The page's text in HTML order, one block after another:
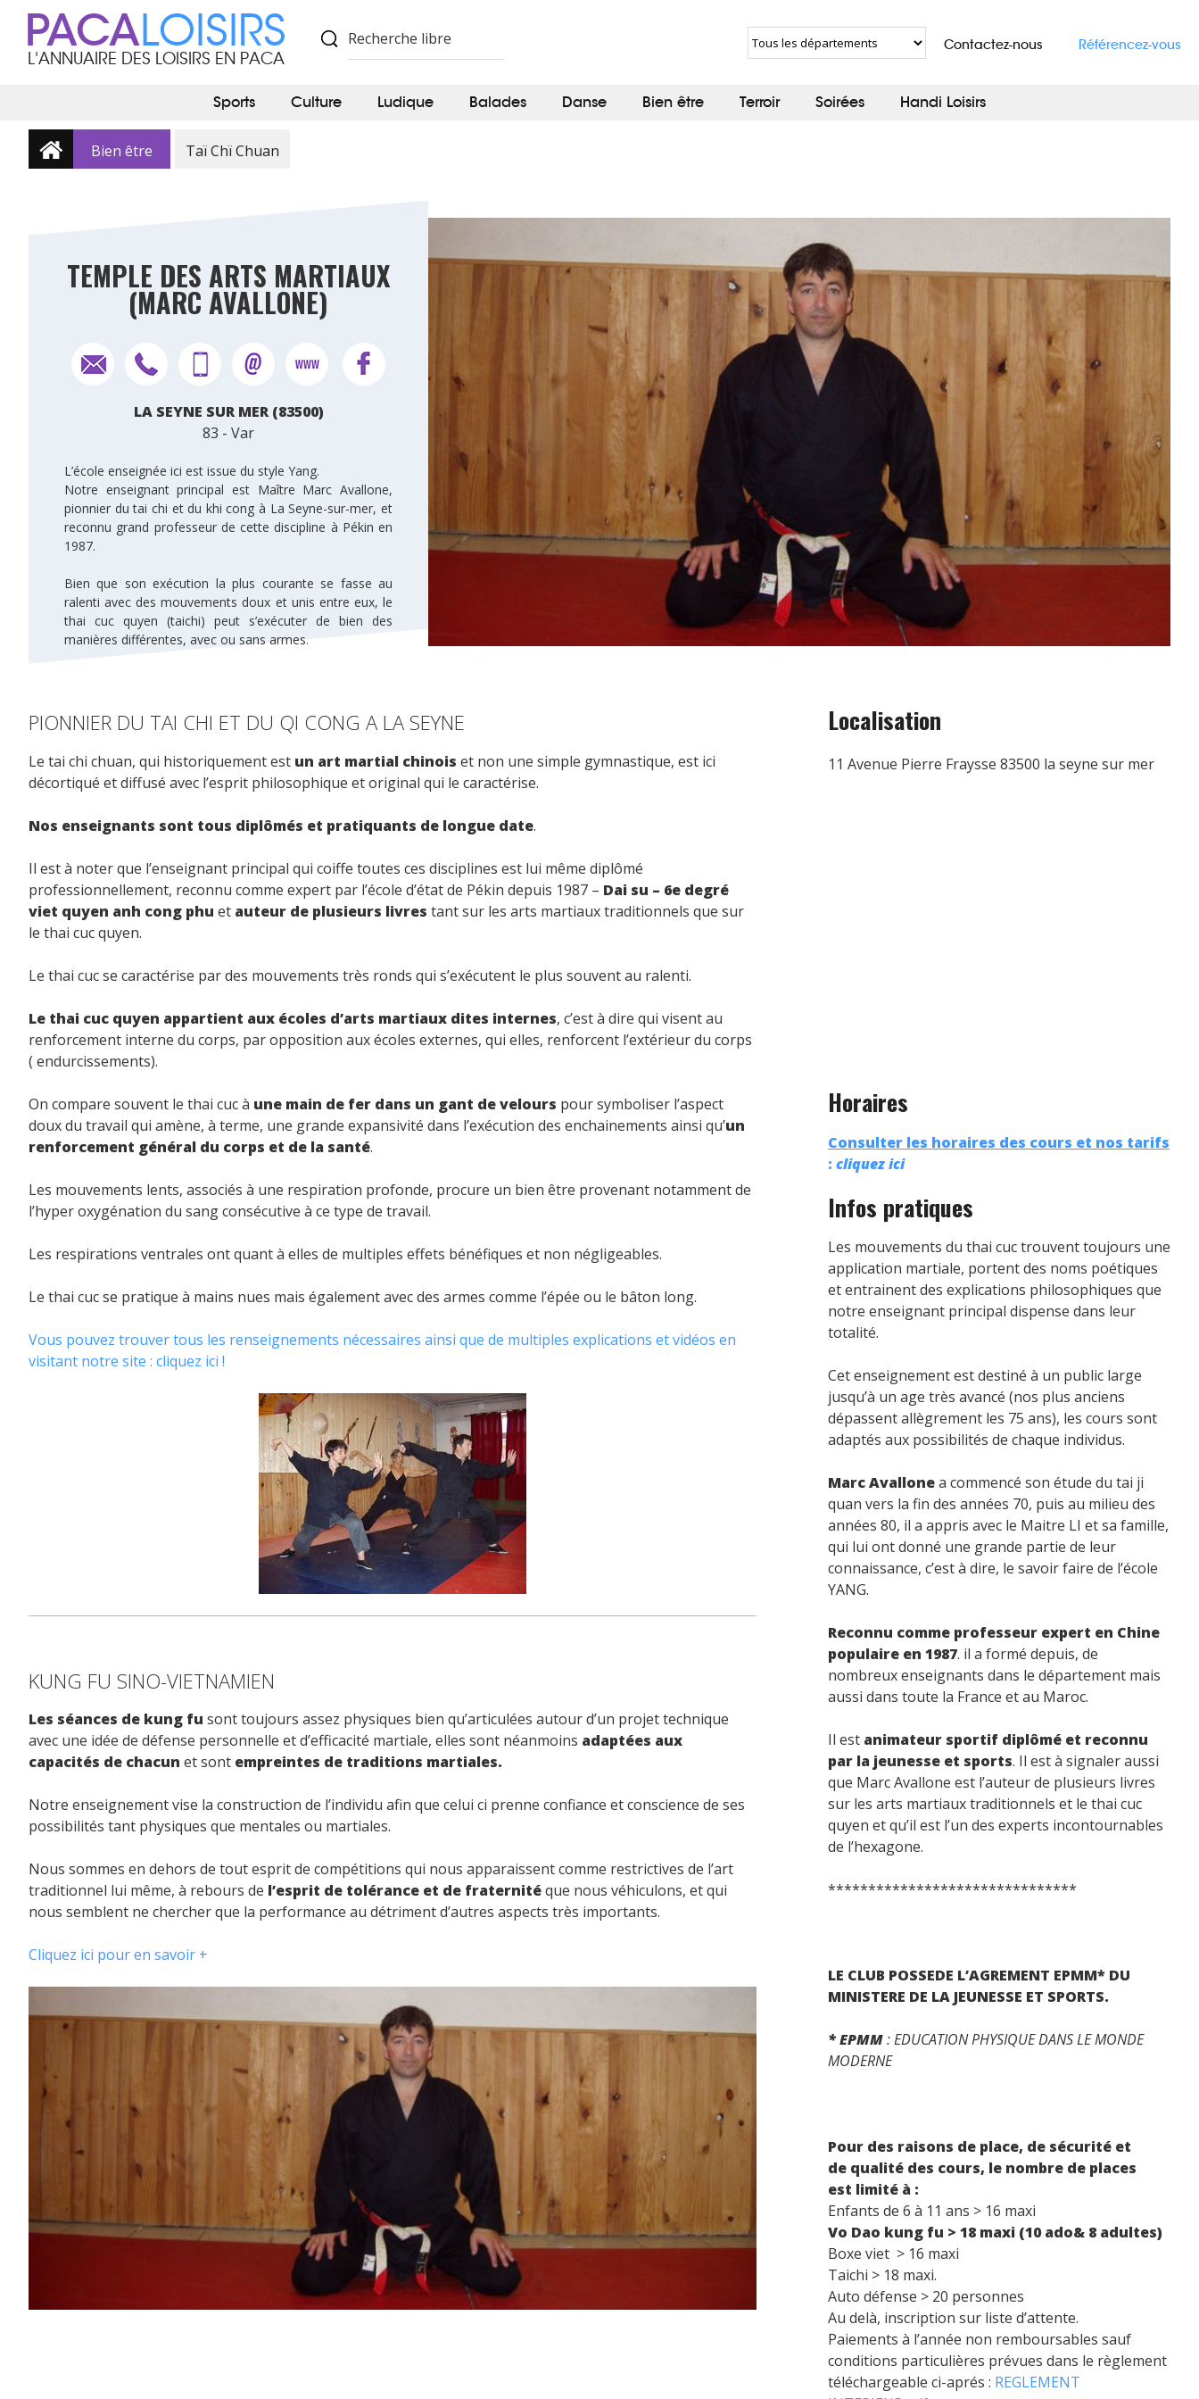
PACALOISIRS
L'ANNUAIRE DES LOISIRS EN PACA
Contactez-nous Référencez-vous
Sports Culture Ludique Balades Danse Bien être Terroir Soirées Handi Loisirs
Bien être Taï Chï Chuan
TEMPLE DES ARTS MARTIAUX
(MARC AVALLONE)
LA SEYNE SUR MER (83500)
83 - Var
L’école enseignée ici est issue du style Yang.
Notre enseignant principal est Maître Marc Avallone,
pionnier du tai chi et du khi cong à La Seyne-sur-mer, et
reconnu grand professeur de cette discipline à Pékin en
1987.
Bien que son exécution la plus courante se fasse au
ralenti avec des mouvements doux et unis entre eux, le
thai cuc quyen (taichi) peut s’exécuter de bien des
manières différentes, avec ou sans armes.
PIONNIER DU TAI CHI ET DU QI CONG A LA SEYNE
Le tai chi chuan, qui historiquement est un art martial chinois et non une simple gymnastique, est ici
décortiqué et diffusé avec l’esprit philosophique et original qui le caractérise.
Nos enseignants sont tous diplômés et pratiquants de longue date.
Il est à noter que l’enseignant principal qui coiffe toutes ces disciplines est lui même diplômé
professionnellement, reconnu comme expert par l’école d’état de Pékin depuis 1987 – Dai su – 6e degré
viet quyen anh cong phu et auteur de plusieurs livres tant sur les arts martiaux traditionnels que sur
le thai cuc quyen.
Le thai cuc se caractérise par des mouvements très ronds qui s’exécutent le plus souvent au ralenti.
Le thai cuc quyen appartient aux écoles d’arts martiaux dites internes, c’est à dire qui visent au
renforcement interne du corps, par opposition aux écoles externes, qui elles, renforcent l’extérieur du corps
( endurcissements).
On compare souvent le thai cuc à une main de fer dans un gant de velours pour symboliser l’aspect
doux du travail qui amène, à terme, une grande expansivité dans l’exécution des enchainements ainsi qu’un
renforcement général du corps et de la santé.
Les mouvements lents, associés à une respiration profonde, procure un bien être provenant notamment de
l’hyper oxygénation du sang consécutive à ce type de travail.
Les respirations ventrales ont quant à elles de multiples effets bénéfiques et non négligeables.
Le thai cuc se pratique à mains nues mais également avec des armes comme l’épée ou le bâton long.
Vous pouvez trouver tous les renseignements nécessaires ainsi que de multiples explications et vidéos en
visitant notre site : cliquez ici !
KUNG FU SINO-VIETNAMIEN
Les séances de kung fu sont toujours assez physiques bien qu’articulées autour d’un projet technique
avec une idée de défense personnelle et d’efficacité martiale, elles sont néanmoins adaptées aux
capacités de chacun et sont empreintes de traditions martiales.
Notre enseignement vise la construction de l’individu afin que celui ci prenne confiance et conscience de ses
possibilités tant physiques que mentales ou martiales.
Nous sommes en dehors de tout esprit de compétitions qui nous apparaissent comme restrictives de l’art
traditionnel lui même, à rebours de l’esprit de tolérance et de fraternitéque nous véhiculons, et qui
nous semblent ne chercher que la performance au détriment d’autres aspects très importants.
Cliquez ici pour en savoir +
Localisation
11 Avenue Pierre Fraysse 83500 la seyne sur mer
Horaires
Consulter les horaires des cours et nos tarifs
: cliquez ici
Infos pratiques
Les mouvements du thai cuc trouvent toujours une
application martiale, portent des noms poétiques
et entrainent des explications philosophiques que
notre enseignant principal dispense dans leur
totalité.
Cet enseignement est destiné à un public large
jusqu’à un age très avancé (nos plus anciens
dépassent allègrement les 75 ans), les cours sont
adaptés aux possibilités de chaque individus.
Marc Avallonea commencé son étude du tai ji
quan vers la fin des années 70, puis au milieu des
années 80, il a appris avec le Maitre LI et sa famille,
qui lui ont donné une grande partie de leur
connaissance, c’est à dire, le savoir faire de l’école
YANG.
Reconnu comme professeur expert en Chine
populaire en 1987. il a formé depuis, de
nombreux enseignants dans le département mais
aussi dans toute la France et au Maroc.
Il est animateur sportif diplômé et reconnu
par la jeunesse et sports. Il est à signaler aussi
que Marc Avallone est l’auteur de plusieurs livres
sur les arts martiaux traditionnels et le thai cuc
quyen et qu’il est l’un des experts incontournables
de l’hexagone.
*******************************
LE CLUB POSSEDE L’AGREMENT EPMM* DU
MINISTERE DE LA JEUNESSE ET SPORTS.
* EPMM: EDUCATION PHYSIQUE DANS LE MONDE
MODERNE
Pour des raisons de place, de sécurité et
de qualité des cours, le nombre de places
est limité à :
Enfants de 6 à 11 ans > 16 maxi
Vo Dao kung fu > 18 maxi (10 ado& 8 adultes)
Boxe viet > 16 maxi
Taichi > 18 maxi.
Auto défense > 20 personnes
Au delà, inscription sur liste d’attente.
Paiements à l’année non remboursables sauf
conditions particulières prévues dans le règlement
téléchargeable ci-aprés : REGLEMENT